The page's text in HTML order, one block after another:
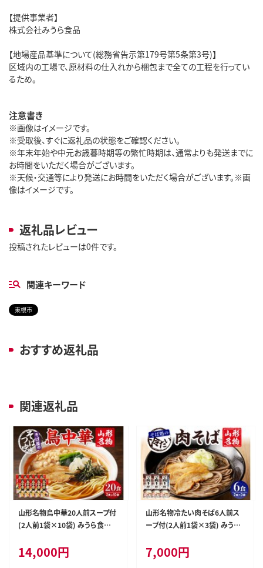
【提供事業者】
株式会社みうら食品
【地場産品基準について(総務省告示第179号第5条第3号)】
区域内の工場で、原材料の仕入れから梱包まで全ての工程を行ってい
るため。
注意書き
※画像はイメージです。
※受取後、すぐに返礼品の状態をご確認ください。
※年末年始や中元お歳暮時期等の繁忙時期は、通常よりも発送までに
お時間をいただく場合がございます。
※天候・交通等により発送にお時間をいただく場合がございます。※画
像はイメージです。
返礼品レビュー
投稿されたレビューは0件です。
関連キーワード
東根市
おすすめ返礼品
関連返礼品
山形名物鳥中華20人前スープ付
(2人前1袋×10袋) みうら食品
14,000円
山形名物冷たい肉そば6人前ス
ープ付(2人前1袋×3袋) みうら
7,000円